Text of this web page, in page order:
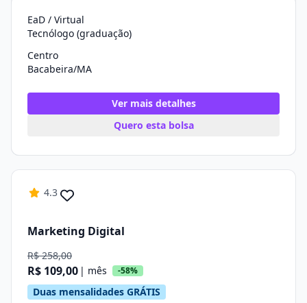
EaD / Virtual
Tecnólogo (graduação)
Centro
Bacabeira/MA
Ver mais detalhes
Quero esta bolsa
4.3
Marketing Digital
R$ 258,00
R$ 109,00 | mês -58%
Duas mensalidades GRÁTIS